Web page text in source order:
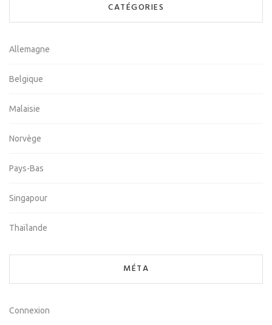
CATÉGORIES
Allemagne
Belgique
Malaisie
Norvège
Pays-Bas
Singapour
Thaïlande
MÉTA
Connexion